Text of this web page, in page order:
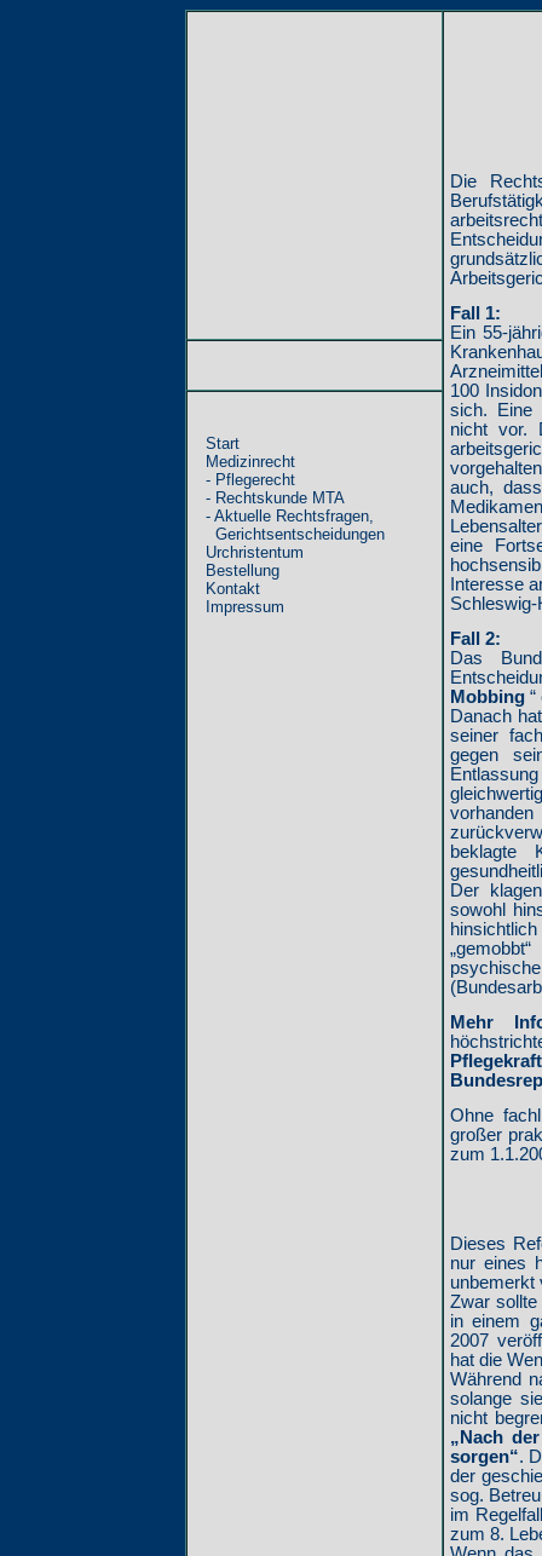
Die
Fall 1:
Ein 55-
100
sich. Eine
nicht vor.
auch,
eine
Interesse
Schleswig-
Fall 2:
Das
Mobbing
Danach
seiner
gegen
beklagte
Der
sowohl
Mehr
Ohne
großer
zum
Dieses
nur eines
unbemerkt
Zwar sollte
in einem
2007
hat die
Während
solange
nicht
„Nach
sorgen“.
der
sog.
im
zum 8.
Start
Medizinrecht
- Pflegerecht
- Rechtskunde MTA
- Aktuelle Rechtsfragen,
Gerichtsentscheidungen
Urchristentum
Bestellung
Kontakt
Impressum